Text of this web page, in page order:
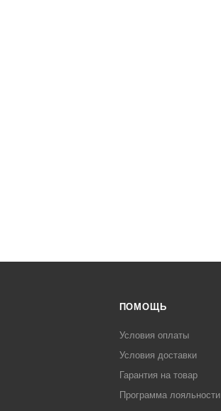
ПОМОЩЬ
Условия оплаты
Условия доставки
Гарантия на товар
Программа лояльности